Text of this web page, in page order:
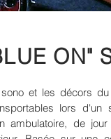
ON"
et les décors
lors
ambulatoire, de